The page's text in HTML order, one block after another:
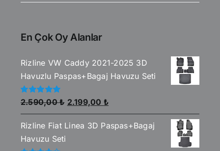
En Çok Oy Alanlar
Rizline VW Caddy 2021-2025 3D
Havuzlu Paspas+Bagaj Havuzu Seti
5
üzerinden
5.00oy aldı
2.590,00₺ Orijinal
fiyat:
2.590,00 ₺.
2.199,00 ₺Şu
andaki
fiyat:
Rizline Fiat Linea 3D Paspas+Bagaj
Havuzu Seti